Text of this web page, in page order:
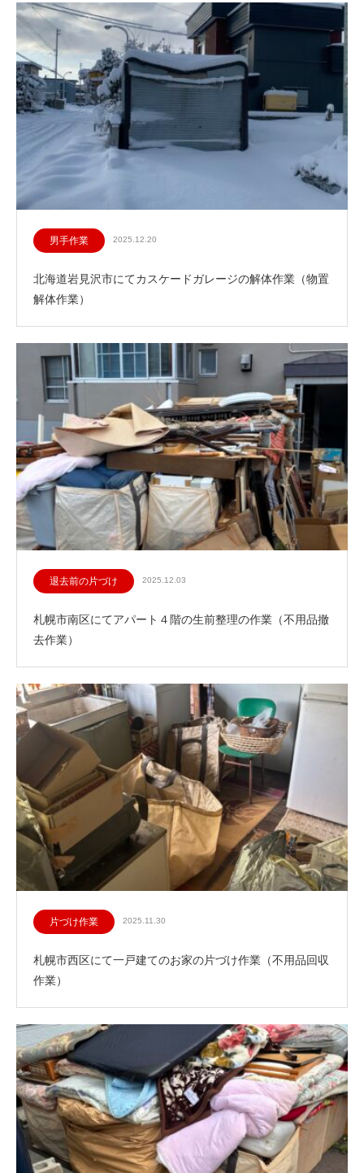
男手作業 2025.12.20
北海道岩見沢市にてカスケードガレージの解体作業（物置
解体作業）
退去前の片づけ 2025.12.03
札幌市南区にてアパート４階の生前整理の作業（不用品撤
去作業）
片づけ作業 2025.11.30
札幌市西区にて一戸建てのお家の片づけ作業（不用品回収
作業）